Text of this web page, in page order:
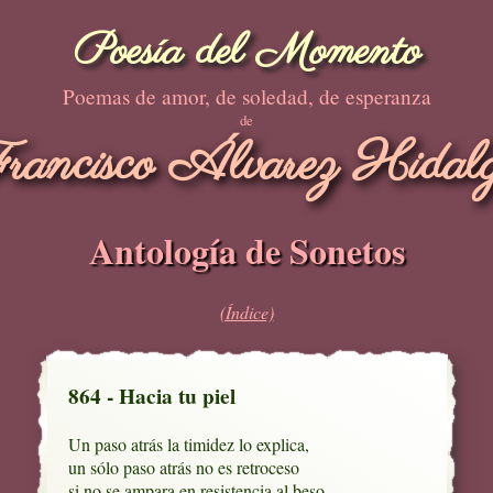
Poesía del Momento
Poemas de amor, de soledad, de esperanza
de
Álvarez
Antología de Sonetos
(Índice)
864 - Hacia tu piel
Un paso atrás la timidez lo explica,
un sólo paso atrás no es retroceso